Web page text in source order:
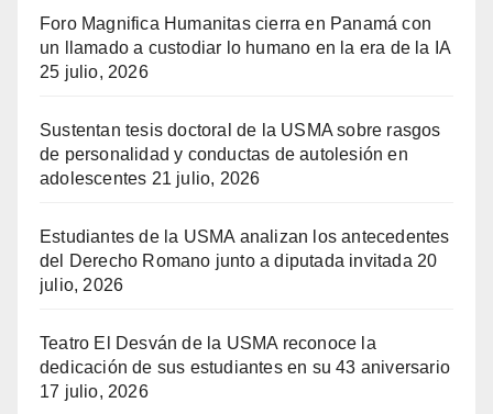
Foro Magnifica Humanitas cierra en Panamá con
un llamado a custodiar lo humano en la era de la IA
25 julio, 2026
Sustentan tesis doctoral de la USMA sobre rasgos
de personalidad y conductas de autolesión en
adolescentes 21 julio, 2026
Estudiantes de la USMA analizan los antecedentes
del Derecho Romano junto a diputada invitada 20
julio, 2026
Teatro El Desván de la USMA reconoce la
dedicación de sus estudiantes en su 43 aniversario
17 julio, 2026